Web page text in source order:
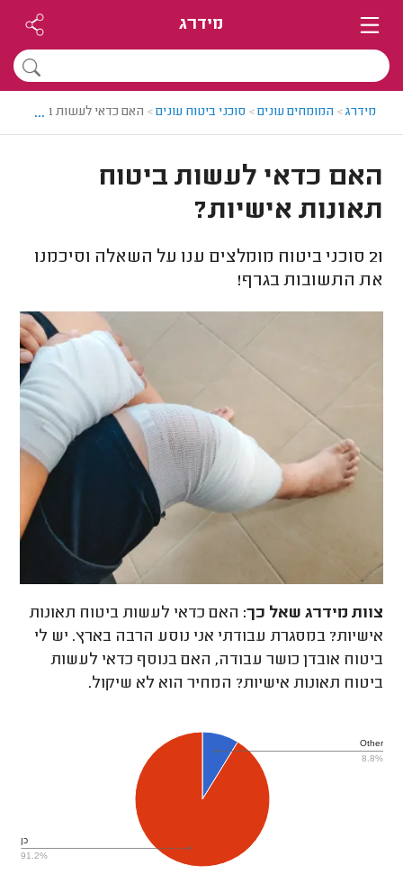
מידרג
מידרג> המומחים עונים> סוכני ביטוח עונים> האם כדאי לעשות ביטוח
...
האם כדאי לעשות ביטוח
תאונות אישיות?
21 סוכני ביטוח מומלצים ענו על השאלה וסיכמנו
את התשובות בגרף!
צוות מידרג שאל כך: האם כדאי לעשות ביטוח תאונות
אישיות? במסגרת עבודתי אני נוסע הרבה בארץ. יש לי
ביטוח אובדן כושר עבודה, האם בנוסף כדאי לעשות
ביטוח תאונות אישיות? המחיר הוא לא שיקול.
Other
8.8%
כן
91.2%